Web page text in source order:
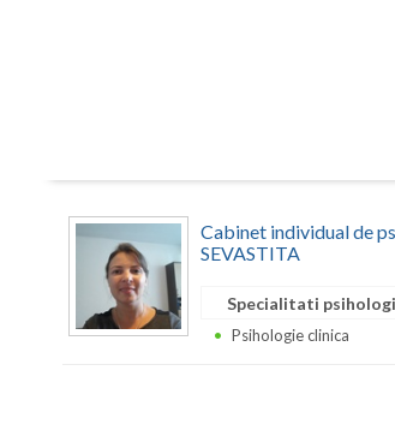
Cabinet individual de
SEVASTITA
Specialitati
Psihologie clinica